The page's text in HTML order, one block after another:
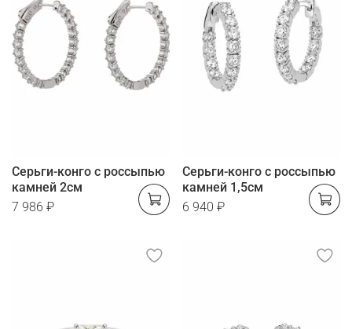
Серьги-конго с россыпью
камней 2см
7 986 ₽
Серьги-конго с россыпью
камней 1,5см
6 940 ₽